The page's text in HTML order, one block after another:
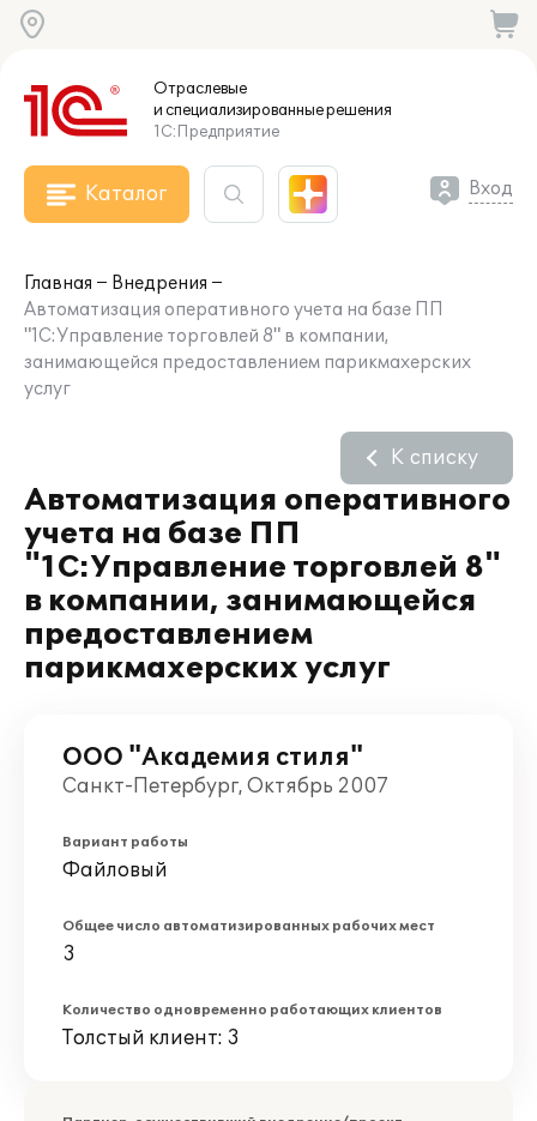
Отраслевые
и специализированныерешения
1С:Предприятие
Каталог Вход
Главная
Внедрения
Автоматизация оперативного учета на базе ПП
"1С:Управление торговлей 8" в компании,
занимающейся предоставлением парикмахерских
услуг
Автоматизация оперативного
учета на базе ПП
"1С:Управление торговлей 8"
в компании, занимающейся
предоставлением
парикмахерских услуг
К списку
ООО "Академия стиля"
Санкт-Петербург, Октябрь 2007
Вариант работы
Файловый
Общее число автоматизированных рабочих мест
3
Количество одновременно работающих клиентов
Толстый клиент: 3